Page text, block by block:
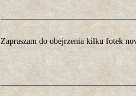
Zapraszam do obejrzenia kilku fotek